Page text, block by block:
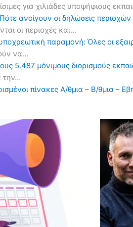
για χιλιάδες υποψήφιους
Πότε ανοίγουν οι δηλώσεις
οι περιοχές και…
υποχρεωτική παραμονή: Όλες οι
να…
5.487 μόνιμους διορισμούς
την…
πίνακες Α/θμια – Β/θμια –